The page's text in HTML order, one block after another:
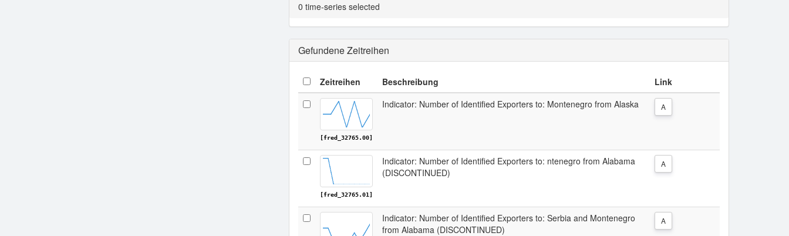
0 time-series selected
Gefundene Zeitreihen
Zeitreihen Beschreibung Link
[fred_32765.00]
Indicator: Number of Identified Exporters to: Montenegro from Alaska A
[fred_32765.01]
Indicator: Number of Identified Exporters to: ntenegro from Alabama
(DISCONTINUED)
A
Indicator: Number of Identified Exporters to: Serbia and Montenegro
from Alabama (DISCONTINUED)
A